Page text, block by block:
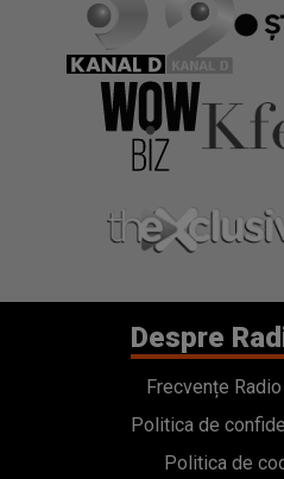
Despre
Frecvențe
Politica de
Politica de